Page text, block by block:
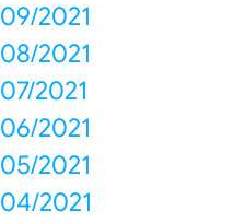
09/2021
08/2021
07/2021
06/2021
05/2021
04/2021